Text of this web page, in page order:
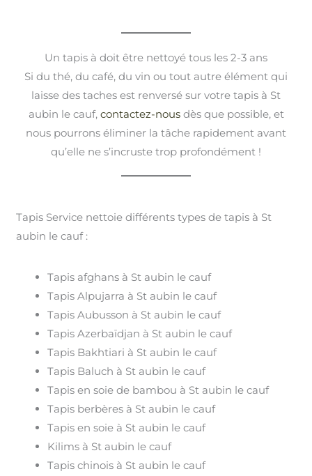
Un tapis à doit être nettoyé tous les 2-3 ans
Si du thé, du café, du vin ou tout autre élément qui
laisse des taches est renversé sur votre tapis à St
aubin le cauf, contactez-nousdès que possible, et
nous pourrons éliminer la tâche rapidement avant
qu’elle ne s’incruste trop profondément !
Tapis Service nettoie différents types de tapis à St
aubin le cauf :
Tapis afghans à St aubin le cauf
Tapis Alpujarra à St aubin le cauf
Tapis Aubusson à St aubin le cauf
Tapis Azerbaïdjan à St aubin le cauf
Tapis Bakhtiari à St aubin le cauf
Tapis Baluch à St aubin le cauf
Tapis en soie de bambou à St aubin le cauf
Tapis berbères à St aubin le cauf
Tapis en soie à St aubin le cauf
Kilims à St aubin le cauf
Tapis chinois à St aubin le cauf